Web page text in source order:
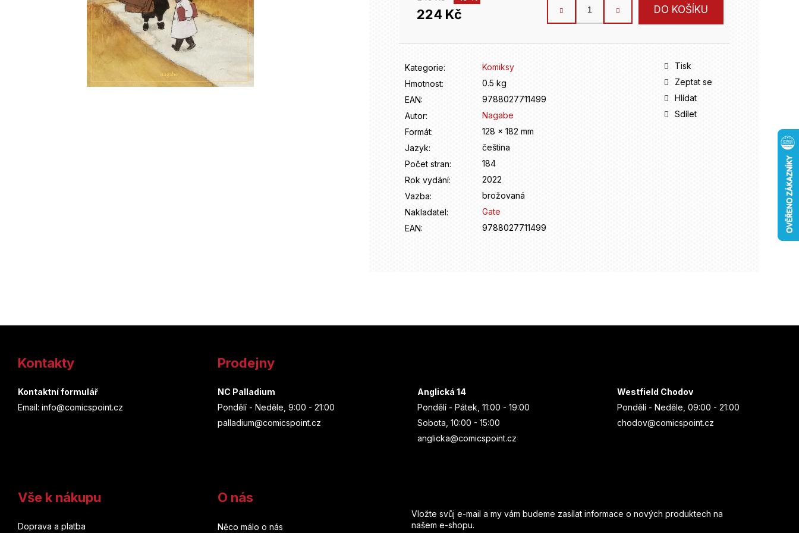
224 Kč
Měrná
DO KOŠÍKU
Kategorie:
Komiksy
Hmotnost:
0.5 kg
EAN:
9788027711499
Autor:
Nagabe
Formát:
128 x 182 mm
Jazyk:
čeština
Počet stran:
184
Rok vydání:
2022
Vazba:
brožovaná
Nakladatel:
Gate
EAN: 9788027711499
Tisk
Zeptat se
Hlídat
Sdílet
Kontakty
Kontaktní formulář
Email: info@comicspoint.cz
Prodejny
NC Palladium
Pondělí - Neděle, 9:00 - 21:00
palladium@comicspoint.cz
Anglická 14
Pondělí - Pátek, 11:00 - 19:00
Sobota, 10:00 - 15:00
anglicka@comicspoint.cz
Westfield Chodov
Pondělí - Neděle, 09:00 - 21:00
chodov@comicspoint.cz
Vše k nákupu
Doprava a platba
O nás
Něco málo o nás
Vložte svůj e-mail a my vám budeme zasílat informace o nových produktech na
našem e-shopu.